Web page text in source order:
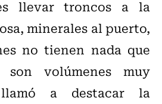
llevar troncos a la
minerales al puerto,
no tienen nada que
son volúmenes muy
a destacar la